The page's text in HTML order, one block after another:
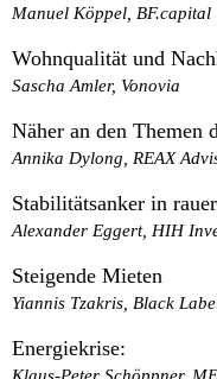
Manuel Köppel, BF.capital
Wohnqualität und
Sascha Amler, Vonovia
Näher an den Themen
Annika Dylong, REAX
Stabilitätsanker in
Alexander Eggert, HIH
Steigende Mieten
Yiannis Tzakris, Black
Energiekrise:
Klaus-Peter Schöppner,